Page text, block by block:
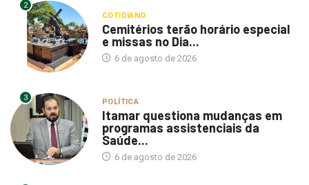
2
COTIDIANO
Cemitérios terão horário especial
e missas no Dia...
6 de agosto de 2026
3 POLÍTICA
Itamar questiona mudanças em
programas assistenciais da
Saúde...
6 de agosto de 2026